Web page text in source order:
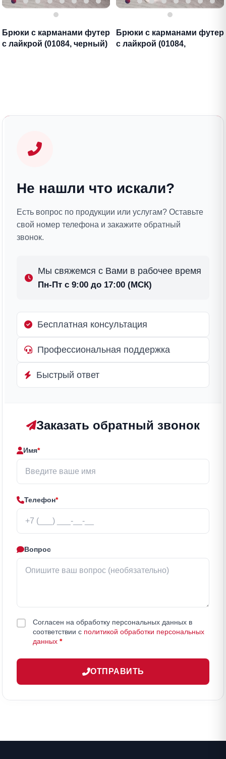
Брюки с карманами футер
с лайкрой (01084, черный)
Брюки с карманами футер
с лайкрой (01084,
Не нашли что искали?
Есть вопрос по продукции или услугам? Оставьте
свой номер телефона и закажите обратный
звонок.
Мы свяжемся с Вами в рабочее время
Пн-Пт с 9:00 до 17:00 (МСК)
Бесплатная консультация
Профессиональная поддержка
Быстрый ответ
Заказать обратный звонок
Имя*
Телефон*
Вопрос
Согласен на обработку персональных данных в
соответствии с политикой обработки персональных
данных *
ОТПРАВИТЬ